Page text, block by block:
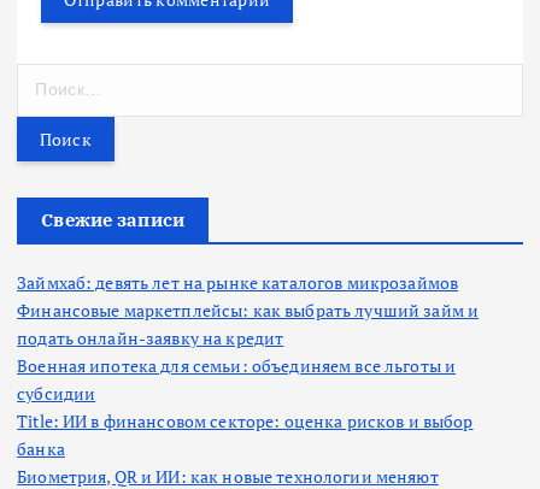
т
Свежие записи
Займхаб: девять лет на рынке каталогов микрозаймов
Финансовые маркетплейсы: как выбрать лучший займ и
подать онлайн-заявку на кредит
Военная ипотека для семьи: объединяем все льготы и
субсидии
Title: ИИ в финансовом секторе: оценка рисков и выбор
банка
Биометрия, QR и ИИ: как новые технологии меняют